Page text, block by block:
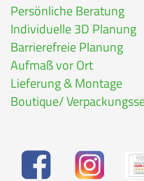
Persönliche Beratung
Individuelle 3D Planung
Barrierefreie Planung
Aufmaß vor Ort
Lieferung & Montage
Boutique/